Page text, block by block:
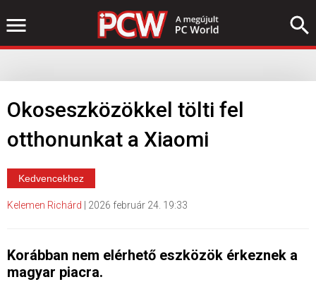
Okoseszközökkel tölti fel
otthonunkat a Xiaomi
Kedvencekhez
Kelemen Richárd 2026 február 24. 19:33
Korábban nem elérhető eszközök érkeznek a
magyar piacra.